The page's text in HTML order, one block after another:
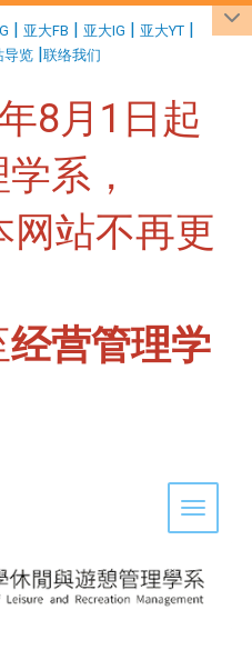
| 亚大FB | 亚大IG | 亚大YT |
导览 |联络我们
8月1日起
系，
网站不再更
经营管理学
Toggle